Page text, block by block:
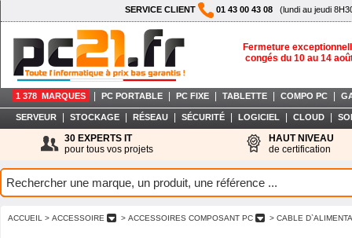
SERVICE CLIENT 01 43 00 43 08 (lundi au jeudi
Fermeture
congés du 10 au 14
1 378 MARQUES PC PORTABLE PC FIXE TABLETTE COMPO PC
SERVEUR STOCKAGE RÉSEAU SÉCURITÉ LOGICIEL CLOUD
30 EXPERTS IT
pour tous vos projets
HAUT NIVEAU
de certification
ACCUEIL > ACCESSOIRE > ACCESSOIRES COMPOSANT PC > CABLE